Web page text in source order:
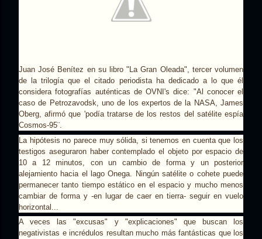
Juan José Benítez en su libro "La Gran Oleada", tercer volumen
de la trilogía que el citado periodista ha dedicado a lo que él
considera fotografías auténticas de OVNI's dice: "Al conocer el
caso de Petrozavodsk, uno de los expertos de la NASA, James
Oberg, afirmó que 'podía tratarse de los restos del satélite espía
Cosmos-95¨.
La hipótesis no parece muy sólida, si tenemos en cuenta que los
testigos aseguraron haber contemplado el objeto por espacio de
10 a 12 minutos, con un cambio de forma y un posterior
alejamiento hacia el lago Onega. Ningún satélite o cohete puede
permanecer tanto tiempo estático en el espacio y mucho menos
cambiar de forma y -en lugar de caer en tierra- seguir en vuelo
horizontal...
A veces las "excusas" y "explicaciones" que buscan los
negativistas e incrédulos resultan mucho más fantásticas que los